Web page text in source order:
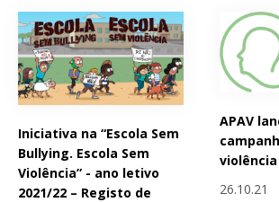
Iniciativa na “Escola Sem
Bullying. Escola Sem
Violência” - ano letivo
2021/22 – Registo de
APAV
26.10.21